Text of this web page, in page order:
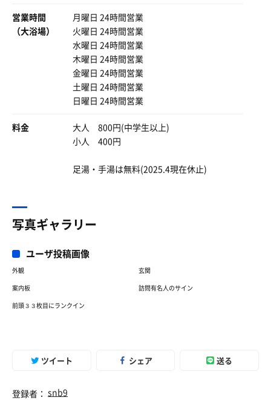
営業時間
（大浴場）
月曜日 24時間営業
火曜日 24時間営業
水曜日 24時間営業
木曜日 24時間営業
金曜日 24時間営業
土曜日 24時間営業
日曜日 24時間営業
料金
大人 800円(中学生以上)
小人 400円
足湯・手湯は無料(2025.4現在休止)
写真ギャラリー
ユーザ投稿画像
外観
玄関
案内板
訪問有名人のサイン
前頭３３枚目にランクイン
ツイート シェア 送る
登録者： snb9